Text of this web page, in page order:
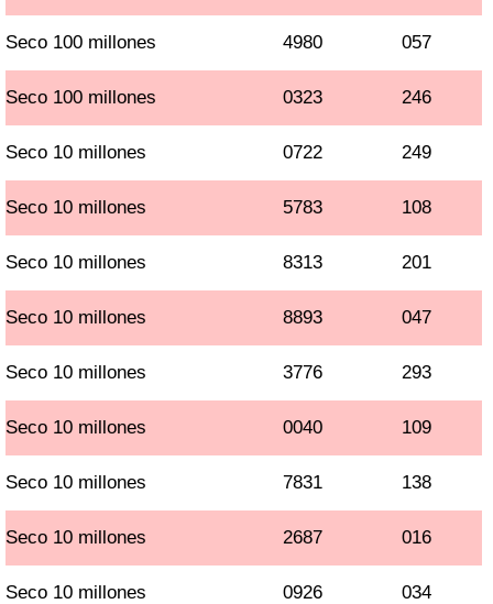
Seco 100 millones 4980 057
Seco 100 millones 0323 246
Seco 10 millones 0722 249
Seco 10 millones 5783 108
Seco 10 millones 8313 201
Seco 10 millones 8893 047
Seco 10 millones 3776 293
Seco 10 millones 0040 109
Seco 10 millones 7831 138
Seco 10 millones 2687 016
Seco 10 millones 0926 034